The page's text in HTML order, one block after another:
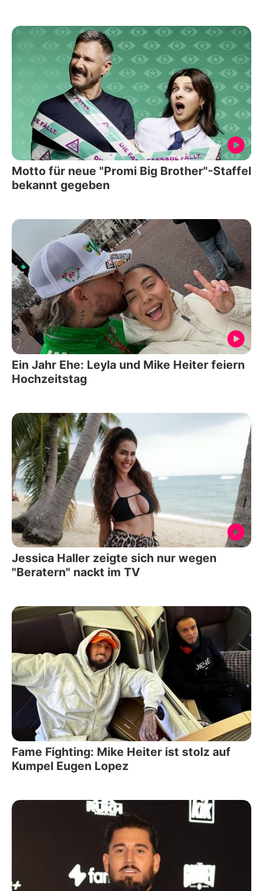
Motto für neue "Promi Big Brother"-Staffel
bekannt gegeben
Ein Jahr Ehe: Leyla und Mike Heiter feiern
Hochzeitstag
Jessica Haller zeigte sich nur wegen
"Beratern" nackt im TV
Fame Fighting: Mike Heiter ist stolz auf
Kumpel Eugen Lopez